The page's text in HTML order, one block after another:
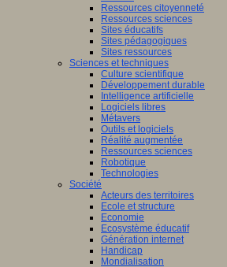
Ressources citoyenneté
Ressources sciences
Sites éducatifs
Sites pédagogiques
Sites ressources
Sciences et techniques
Culture scientifique
Développement durable
Intelligence artificielle
Logiciels libres
Métavers
Outils et logiciels
Réalité augmentée
Ressources sciences
Robotique
Technologies
Société
Acteurs des territoires
Ecole et structure
Economie
Ecosystème éducatif
Génération internet
Handicap
Mondialisation